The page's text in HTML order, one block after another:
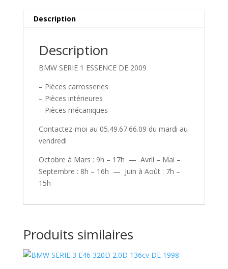
Description
Description
BMW SERIE 1 ESSENCE DE 2009
– Pièces carrosseries
– Pièces intérieures
– Pièces mécaniques
Contactez-moi au 05.49.67.66.09 du mardi au
vendredi
Octobre à Mars : 9h – 17h — Avril – Mai –
Septembre : 8h – 16h — Juin à Août : 7h –
15h
Produits similaires